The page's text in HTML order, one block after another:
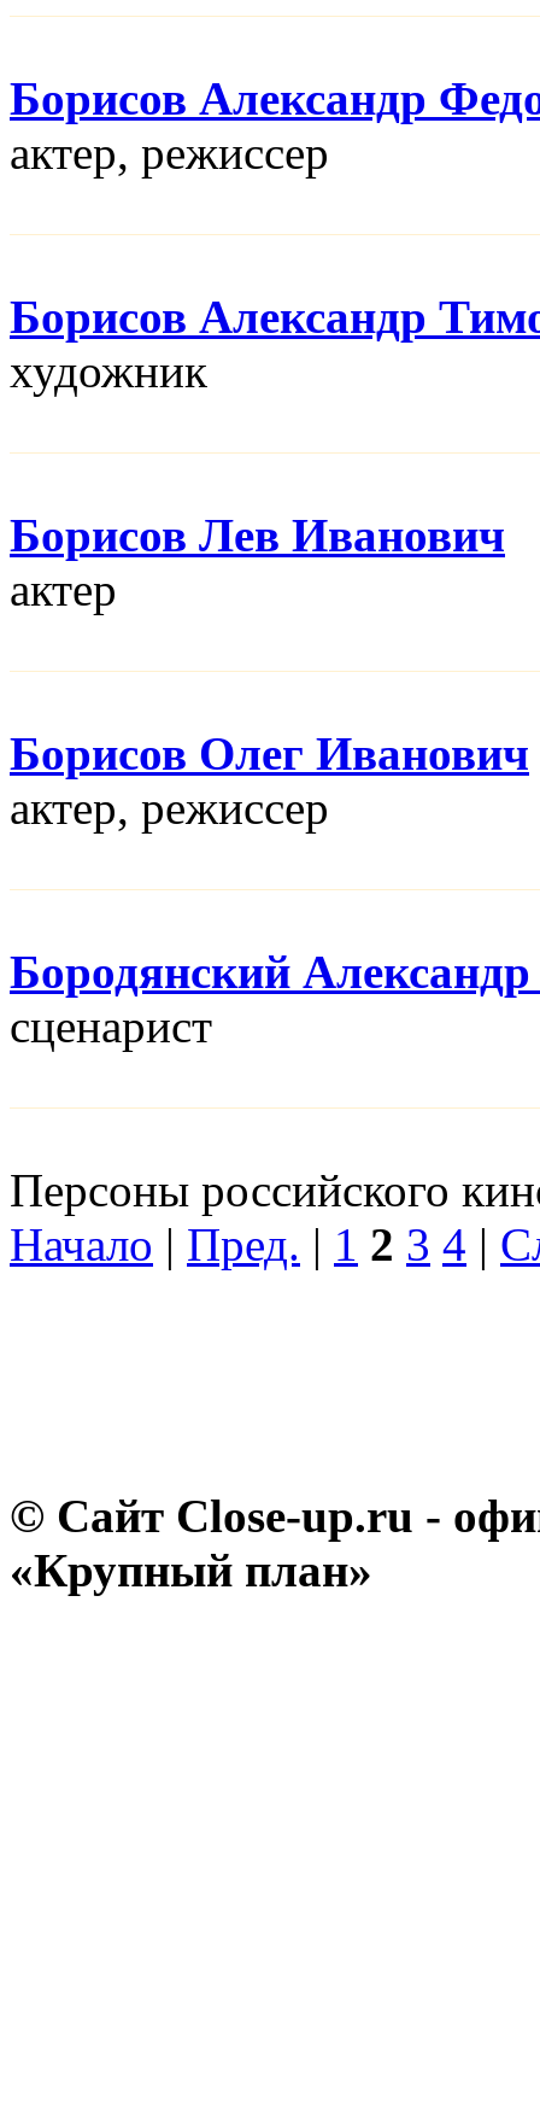
Борисов Александр
актер, режисcер
Борисов Александр
художник
Борисов Лев Иванович
актер
Борисов Олег Иванович
актер, режисcер
Бородянский
сценарист
Персоны российского
Начало | Пред. | 1 2 3 4 |
© Сайт Close-up.ru -
«Крупный план»